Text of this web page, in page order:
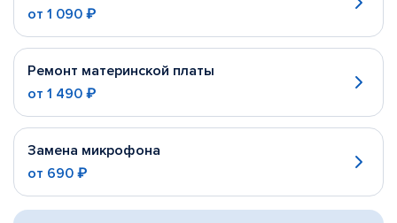
от 1 090 ₽
Ремонт материнской платы
от 1 490 ₽
Замена микрофона
от 690 ₽